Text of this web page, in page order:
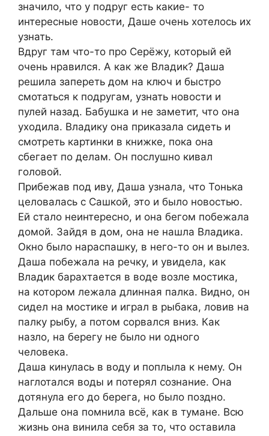
значило, что у подруг есть какие- то
интересные новости, Даше очень хотелось их
узнать.
Вдруг там что-то про Серёжу, который ей
очень нравился. А как же Владик? Даша
решила запереть дом на ключ и быстро
смотаться к подругам, узнать новости и
пулей назад. Бабушка и не заметит, что она
уходила. Владику она приказала сидеть и
смотреть картинки в книжке, пока она
сбегает по делам. Он послушно кивал
головой.
Прибежав под иву, Даша узнала, что Тонька
целовалась с Сашкой, это и было новостью.
Ей стало неинтересно, и она бегом побежала
домой. Зайдя в дом, она не нашла Владика.
Окно было нараспашку, в него-то он и вылез.
Даша побежала на речку, и увидела, как
Владик барахтается в воде возле мостика,
на котором лежала длинная палка. Видно, он
сидел на мостике и играл в рыбака, ловив на
палку рыбу, а потом сорвался вниз. Как
назло, на берегу не было ни одного
человека.
Даша кинулась в воду и поплыла к нему. Он
наглотался воды и потерял сознание. Она
дотянула его до берега, но было поздно.
Дальше она помнила всё, как в тумане. Всю
жизнь она винила себя за то, что оставила